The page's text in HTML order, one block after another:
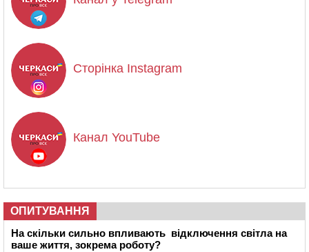
Сторінка Instagram
Канал YouTube
ОПИТУВАННЯ
На скільки сильно впливають відключення світла на
ваше життя, зокрема роботу?